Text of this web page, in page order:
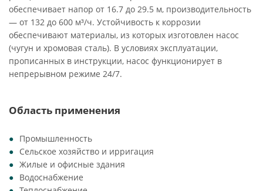
обеспечивает напор от 16.7 до 29.5 м, производительность
— от 132 до 600 м³/ч. Устойчивость к коррозии
обеспечивают материалы, из которых изготовлен насос
(чугун и хромовая сталь). В условиях эксплуатации,
прописанных в инструкции, насос функционирует в
непрерывном режиме 24/7.
Область применения
Промышленность
Сельское хозяйство и ирригация
Жилые и офисные здания
Водоснабжение